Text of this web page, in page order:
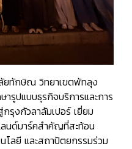
ลัยทักษิณ วิทยาเขตพัทลุง
ารูปแบบธุรกิจบริการและการ
รุงกัวลาลัมเปอร์ เยี่ยม
นด์มาร์คสำคัญที่สะท้อน
โลยี และสถาปัตยกรรมร่วม